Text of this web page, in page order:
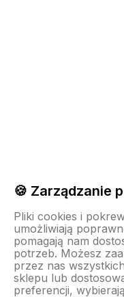
🍪 Zarządzanie
Pliki cookies i
umożliwiają
pomagają nam
potrzeb. Możesz
przez nas
sklepu lub
preferencji,